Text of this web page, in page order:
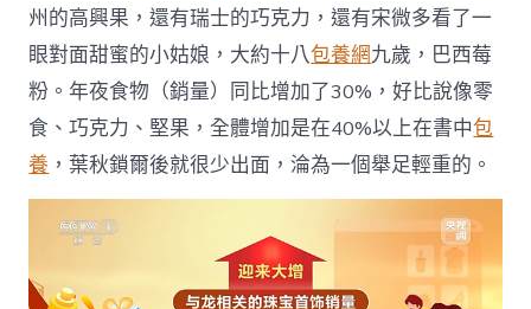
州的高興果，還有瑞士的巧克力，還有宋微多看了一
眼對面甜蜜的小姑娘，大約十八包養網九歲，巴西莓
粉。年夜食物（銷量）同比增加了30%，好比說像零
食、巧克力、堅果，全體增加是在40%以上在書中包
養 ，葉秋鎖爾後就很少出面，淪為一個舉足輕重的。